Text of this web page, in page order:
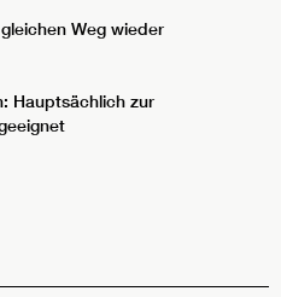
Weg wieder
Hauptsächlich zur